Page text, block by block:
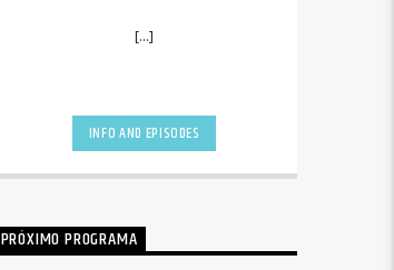
[...]
INFO AND EPISODES
PRÓXIMO PROGRAMA